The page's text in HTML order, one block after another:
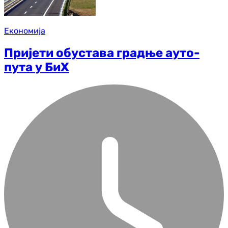
Економија
Пријети обустава градње ауто-
пута у БиХ